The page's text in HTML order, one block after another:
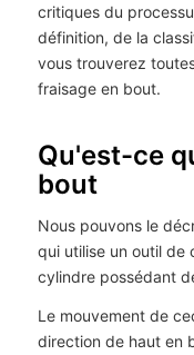
critiques du
définition, de la
vous trouverez
fraisage en bout.
Qu'est-ce
bout
Nous pouvons le
qui utilise un outil de
cylindre possédant
Le mouvement de
direction de haut en